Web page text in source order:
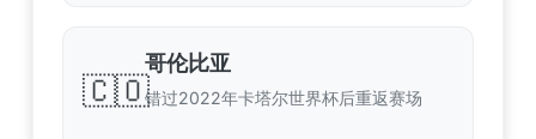
🇨🇴
哥伦比亚
错过2022年卡塔尔世界杯后重返赛场